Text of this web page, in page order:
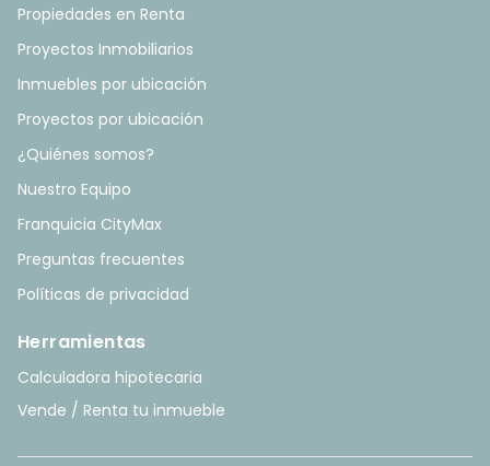
Propiedades en Renta
Proyectos Inmobiliarios
Inmuebles por ubicación
Proyectos por ubicación
¿Quiénes somos?
Nuestro Equipo
Franquicia CityMax
Preguntas frecuentes
Políticas de privacidad
Herramientas
Calculadora hipotecaria
Vende / Renta tu inmueble